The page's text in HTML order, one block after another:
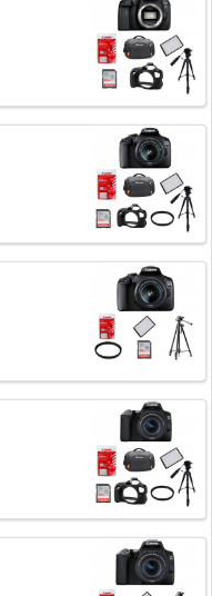
تجهیزات
مکث
پلاس
افزودن
محصول
دست
دوم
قیمت
دوربین
بله